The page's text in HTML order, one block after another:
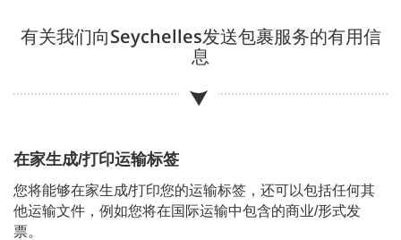
有关我们向Seychelles发送包裹服务的有用信
息
在家生成/打印运输标签
您将能够在家生成/打印您的运输标签，还可以包括任何其
他运输文件，例如您将在国际运输中包含的商业/形式发
票。